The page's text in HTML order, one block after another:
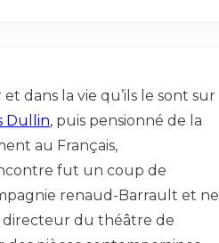
dans la vie qu’ils le sont sur
Dullin, puis pensionné de la
au Français,
fut un coup de
renaud-Barrault et ne
du théâtre de